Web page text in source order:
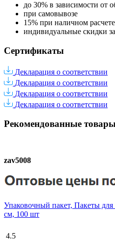
до 30% в зависимости от
при самовывозе
15% при наличном расчете
индивидуальные скидки
Сертификаты
Декларация о соответствии
Декларация о соответствии
Декларация о соответствии
Декларация о соответствии
Рекомендованные
zav5008
Упаковочный пакет, Пакеты
см, 100 шт
4.5